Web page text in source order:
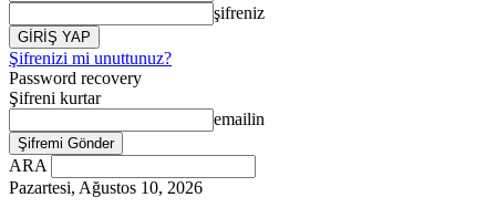
şifreniz
Şifrenizi mi unuttunuz?
Password recovery
Şifreni kurtar
emailin
ARA
Pazartesi, Ağustos 10, 2026